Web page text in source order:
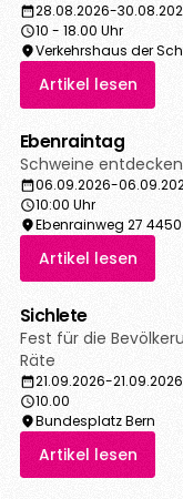
28.08.2026-
10 - 18.00 Uhr
Verkehrshaus der
Artikel lesen
Ebenraintag
Schweine
06.09.2026-
10:00 Uhr
Ebenrainweg 27
Artikel lesen
Sichlete
Fest für die
Räte
21.09.2026-21.09.2026
10.00
Bundesplatz Bern
Artikel lesen